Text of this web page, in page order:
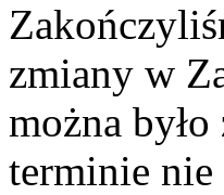
zmiany w
można
terminie nie